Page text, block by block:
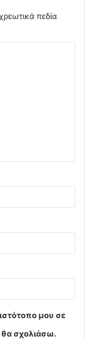
πεδία
μου σε
θα σχολιάσω.